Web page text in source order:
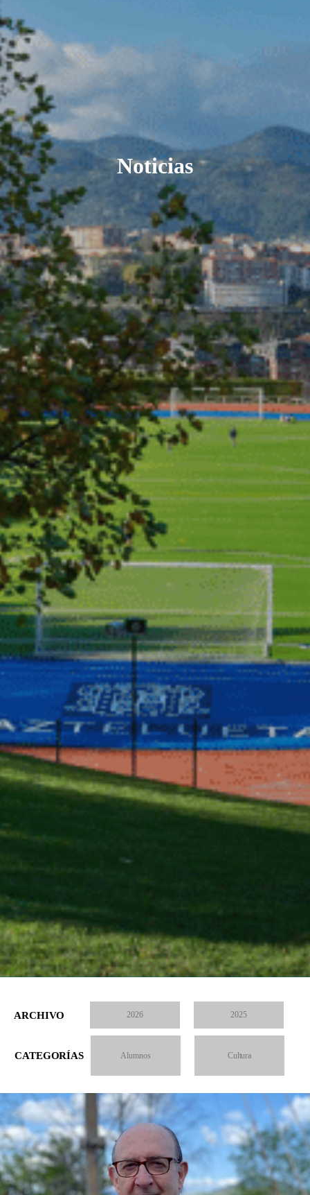
Noticias
ARCHIVO 2026 2025
CATEGORÍAS Alumnos Cultura